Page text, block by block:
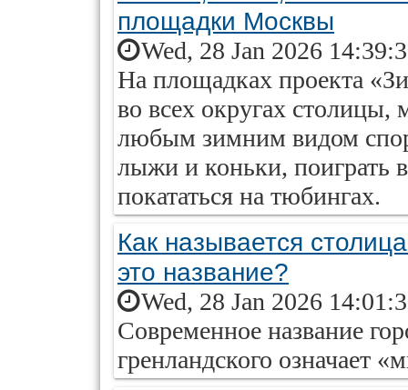
площадки Москвы
Wed, 28 Jan 2026
На площадках проекта
во всех округах столицы,
любым зимним видом
лыжи и коньки, поиграть
покататься на тюбингах.
Как называется
это название?
Wed, 28 Jan 2026
Современное название
гренландского означает